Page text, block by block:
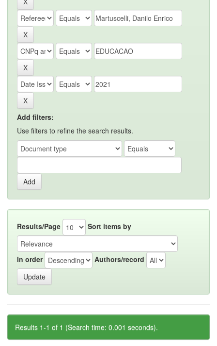
Add filters:
Use filters to refine the search results.
Results/Page Sort items by
In order Authors/record
Results 1-1 of 1 (Search time: 0.001 seconds).